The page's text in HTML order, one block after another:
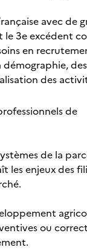
avec de
le 3e excédent
en
des
de
de la
les enjeux des
ou